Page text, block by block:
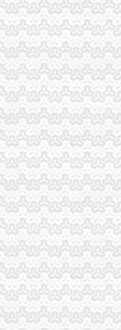
管理有
顾问
会计
庆工商代
税-
税】-重
】-渝中渝
趣网
桥铺易登网
慧聪网
限公司
年检。-